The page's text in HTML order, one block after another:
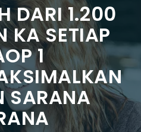
DARI 1.200
KA SETIAP
1
SARANA